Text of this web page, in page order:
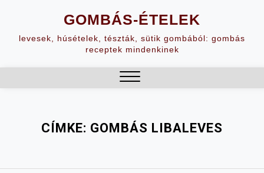
content
GOMBÁS-ÉTELEK
levesek, húsételek, tészták, sütik gombából: gombás
receptek mindenkinek
CÍMKE: GOMBÁS LIBALEVES